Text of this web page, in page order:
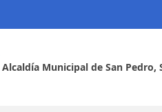
Alcaldía Municipal de San Pedro,